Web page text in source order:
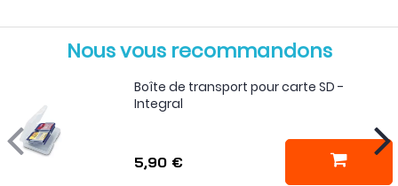
Nous vous recommandons
Boîte de transport pour carte SD -
Integral
5,90 €